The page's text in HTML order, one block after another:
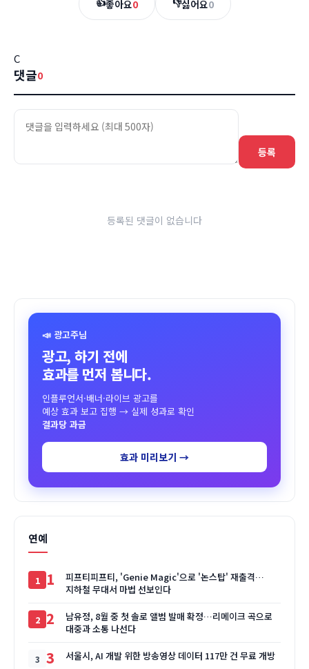
좋아요0 싫어요0
C
댓글0
등록
등록된 댓글이 없습니다
📣 광고주님
광고, 하기 전에
효과를 먼저 봅니다.
인플루언서·배너·라이브 광고를
예상 효과 보고 집행 → 실제 성과로 확인
결과당 과금
효과 미리보기 →
연예
1
피프티피프티, 'Genie Magic'으로 '논스탑' 재출격…
지하철 무대서 마법 선보인다
2
남유정, 8월 중 첫 솔로 앨범 발매 확정…리메이크 곡으로
대중과 소통 나선다
3 서울시, AI 개발 위한 방송영상 데이터 117만 건 무료 개방